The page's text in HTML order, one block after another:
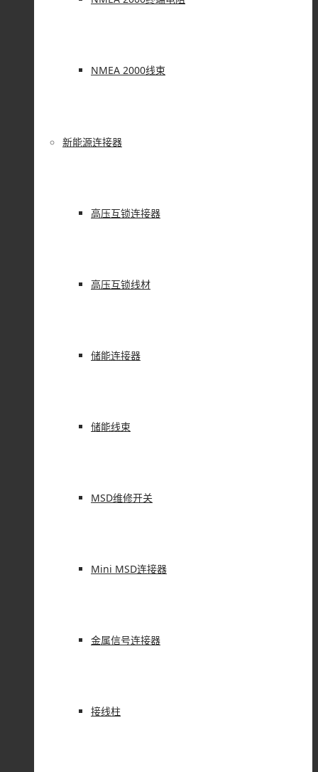
NMEA 2000线束
新能源连接器
高压互锁连接器
高压互锁线材
储能连接器
储能线束
MSD维修开关
Mini MSD连接器
金属信号连接器
接线柱